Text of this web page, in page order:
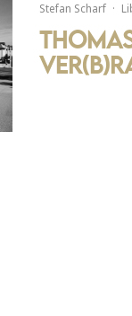
Stefan Scharf ·